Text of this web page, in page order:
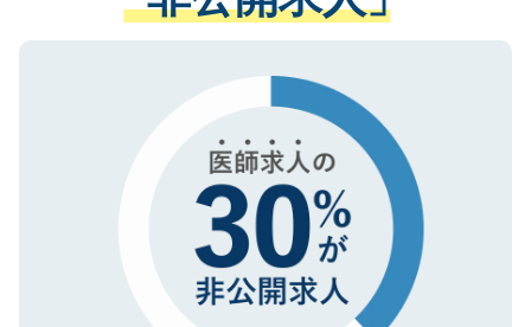
で、機密保持に関してもご安心ください。
ない方には、長期的なサポートが可能です
ので、まずはご登録ください。